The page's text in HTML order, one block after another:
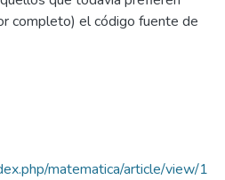
completo) el código fuente de
matematica/article/view/1